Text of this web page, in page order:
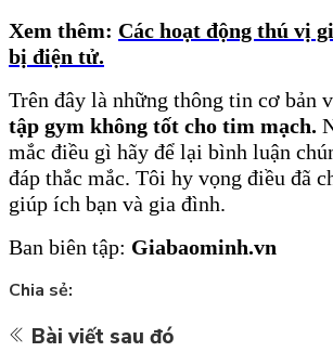
Xem thêm: Các hoạt động thú vị
bị điện tử.
Trên đây là những thông tin cơ bản
tập gym không tốt cho tim mạch.
mắc điều gì hãy để lại bình luận
đáp thắc mắc. Tôi hy vọng điều đã
giúp ích bạn và gia đình.
Ban biên tập: Giabaominh.vn
Chia sẻ:
Bài viết sau đó